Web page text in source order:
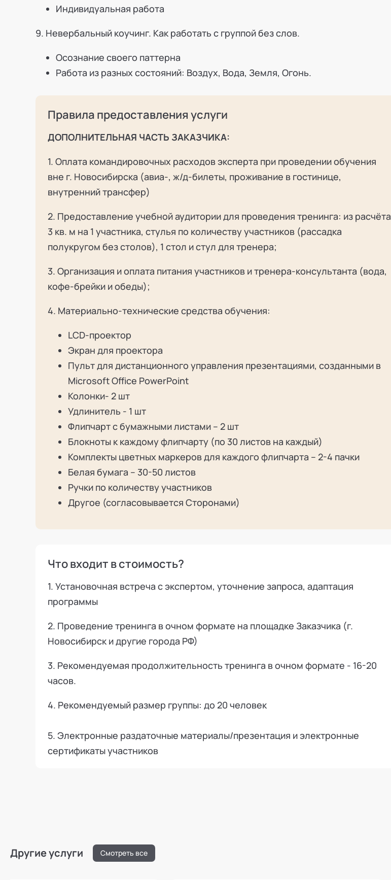
Индивидуальная работа
9. Невербальный коучинг. Как работать с группой без слов.
Осознание своего паттерна
Работа из разных состояний: Воздух, Вода, Земля, Огонь.
Правила предоставления услуги
ДОПОЛНИТЕЛЬНАЯ ЧАСТЬ ЗАКАЗЧИКА:
1. Оплата командировочных расходов эксперта при проведении обучения
вне г. Новосибирска (авиа-, ж/д-билеты, проживание в гостинице,
внутренний трансфер)
2. Предоставление учебной аудитории для проведения тренинга: из расчёта
3 кв. м на 1 участника, стулья по количеству участников (рассадка
полукругом без столов), 1 стол и стул для тренера;
3. Организация и оплата питания участников и тренера-консультанта (вода,
кофе-брейки и обеды);
4. Материально-технические средства обучения:
LCD-проектор
Экран для проектора
Пульт для дистанционного управления презентациями, созданными в
Microsoft Office PowerPoint
Колонки- 2 шт
Удлинитель - 1 шт
Флипчарт с бумажными листами – 2 шт
Блокноты к каждому флипчарту (по 30 листов на каждый)
Комплекты цветных маркеров для каждого флипчарта – 2-4 пачки
Белая бумага – 30-50 листов
Ручки по количеству участников
Другое (согласовывается Сторонами)
Что входит в стоимость?
1. Установочная встреча с экспертом, уточнение запроса, адаптация
программы
2. Проведение тренинга в очном формате на площадке Заказчика (г.
Новосибирск и другие города РФ)
3. Рекомендуемая продолжительность тренинга в очном формате - 16-20
часов.
4. Рекомендуемый размер группы: до 20 человек
5. Электронные раздаточные материалы/презентация и электронные
сертификаты участников
Другие услуги Смотреть все